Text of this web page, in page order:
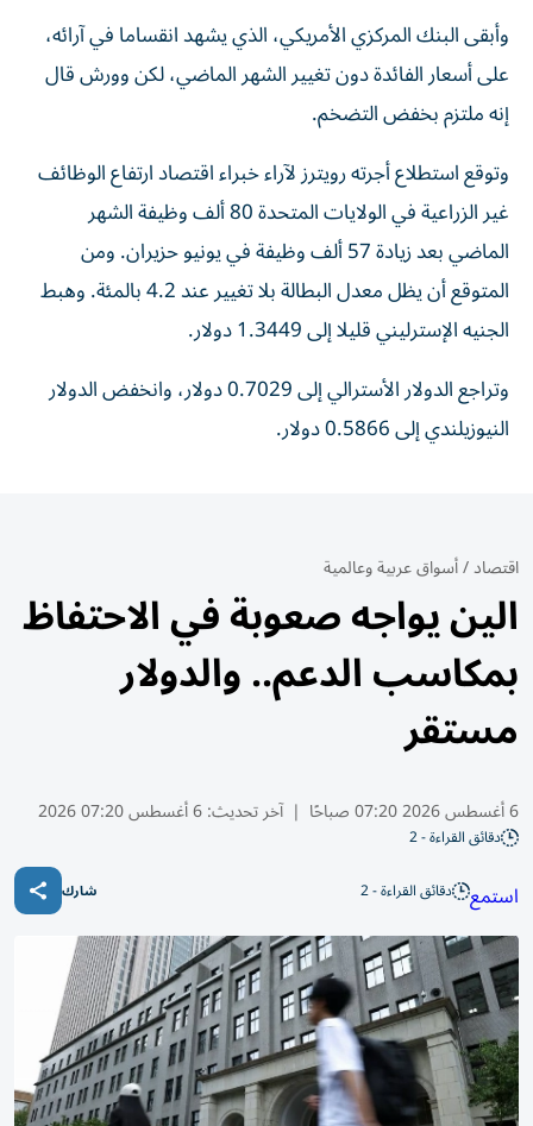
وأبقى البنك المركزي الأمريكي، الذي يشهد انقساما في آرائه،
على أسعار الفائدة ‌دون تغيير الشهر الماضي، لكن وورش قال
إنه ملتزم بخفض التضخم.
وتوقع استطلاع أجرته رويترز لآراء خبراء اقتصاد ارتفاع الوظائف
غير الزراعية في الولايات ⁠المتحدة 80 ألف وظيفة الشهر
الماضي بعد زيادة 57 ألف وظيفة ​في يونيو حزيران. ومن
المتوقع أن يظل معدل البطالة بلا تغيير عند 4.2 بالمئة. وهبط
الجنيه الإسترليني قليلا إلى 1.3449 دولار.
وتراجع الدولار الأسترالي إلى 0.7029 ⁠دولار، وانخفض الدولار
النيوزيلندي إلى 0.5866 دولار.
اقتصاد/أسواق عربية وعالمية
الين يواجه صعوبة في الاحتفاظ
بمكاسب الدعم.. والدولار
مستقر
6 أغسطس 2026 07:20 صباحًا | آخر تحديث:6 أغسطس 07:20 2026
دقائق القراءة - 2
استمع دقائق القراءة - 2 شارك